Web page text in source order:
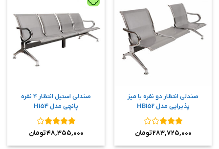
صندلی انتظار دو نفره با میز
پذیرایی مدل HB152
نمره۳
۲۸۳,۷۲۵,۰۰۰تومان
صندلی استیل انتظار 4 نفره
پانچی مدل H154
نمره۴
۴۸,۳۵۵,۰۰۰تومان